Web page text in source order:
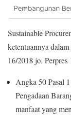
Pembangunan
Sustainable
ketentuannya
16/2018 jo. Perpres
Angka 50 Pasal
Pengadaan
manfaat yang